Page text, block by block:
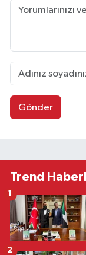
Gönder
Trend
1
2